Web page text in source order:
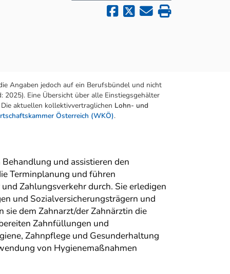
Angaben jedoch auf ein Berufsbündel und nicht
Eine Übersicht über alle Einstiegsgehälter
Die aktuellen kollektivvertraglichen Lohn- und
Österreich (WKÖ).
und assistieren den
Terminplanung und führen
Zahlungsverkehr durch. Sie erledigen
und Sozialversicherungsträgern und
dem Zahnarzt/der Zahnärztin die
Zahnfüllungen und
Zahnpflege und Gesunderhaltung
von Hygienemaßnahmen